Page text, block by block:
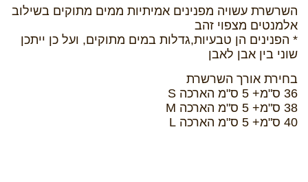
השרשרת עשויה מפנינים אמיתיות ממים מתוקים בשילוב
אלמנטים מצפוי זהב
* הפנינים הן טבעיות,גדלות במים מתוקים, ועל כן ייתכן
שוני בין אבן לאבן
בחירת אורך השרשרת
36 ס"מ+ 5 ס"מ הארכה S
38 ס"מ+ 5 ס"מ הארכה M
40 ס"מ+ 5 ס"מ הארכה L